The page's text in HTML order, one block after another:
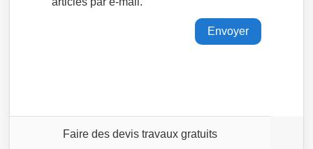
Faire des devis travaux gratuits